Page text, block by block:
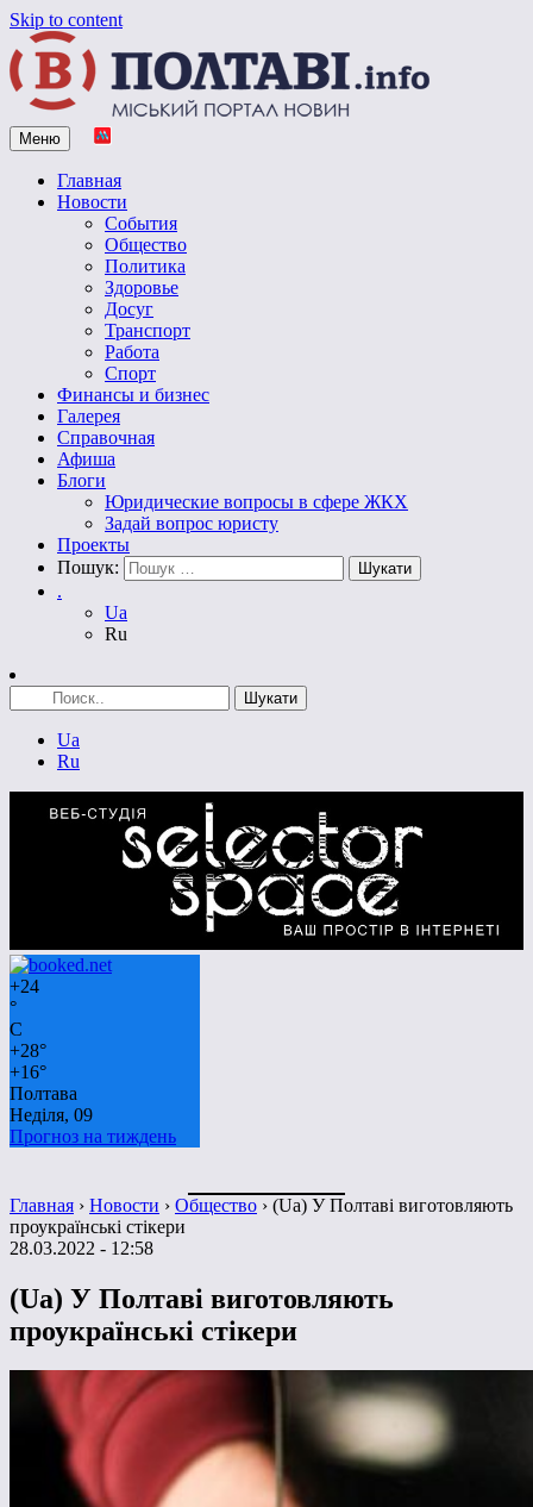
Skip to content
Vpoltave.info
Полтавский портал новостей
Меню
Главная
Новости
События
Общество
Политика
Здоровье
Досуг
Транспорт
Работа
Спорт
Финансы и бизнес
Галерея
Справочная
Афиша
Блоги
Юридические вопросы в сфере ЖКХ
Задай вопрос юристу
Проекты
Пошук:
.
Ua
Ru
Ua
Ru
+24
°
C
+28°
+16°
Полтава
Неділя, 09
Прогноз на тиждень
Главная › Новости › Общество › (Ua) У Полтаві виготовляють
проукраїнські стікери
28.03.2022 - 12:58
(Ua) У Полтаві виготовляють
проукраїнські стікери